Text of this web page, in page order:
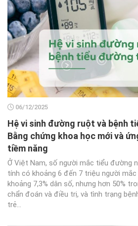
06/12/2025
Hệ vi sinh đường ruột và bệnh
Bằng chứng khoa học mới và
tiềm năng
Ở Việt Nam, số người mắc tiểu đường
tính có khoảng 6 đến 7 triệu người
khoảng 7,3% dân số, nhưng hơn 50%
chẩn đoán và điều trị, và tình trạng
trẻ...